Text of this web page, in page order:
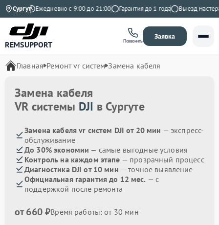
СургутЕжедневно с 9:00 до 21:00 Гарантия до 1 года Выезд мастера
REMSUPPORT Позвонить
Заявка
Главная Ремонт vr систем Замена кабеля
Замена кабеля
VR системы DJI в Сургуте
Замена кабеля vr систем DJI от 20 мин — экспресс-
обслуживание
До 30% экономии — самые выгодные условия
Контроль на каждом этапе — прозрачный процесс
Диагностика DJI от 10 мин — точное выявление
Официальная гарантия до 12 мес. — с
поддержкой после ремонта
от 660 ₽Время работы: от 30 мин